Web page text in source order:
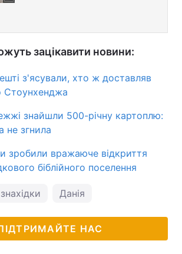
зацікавити новини:
з'ясували, хто ж доставляв
Стоунхенджа
знайшли 500-річну картоплю:
не згнила
зробили вражаюче відкриття
біблійного поселення
Данія
НАС